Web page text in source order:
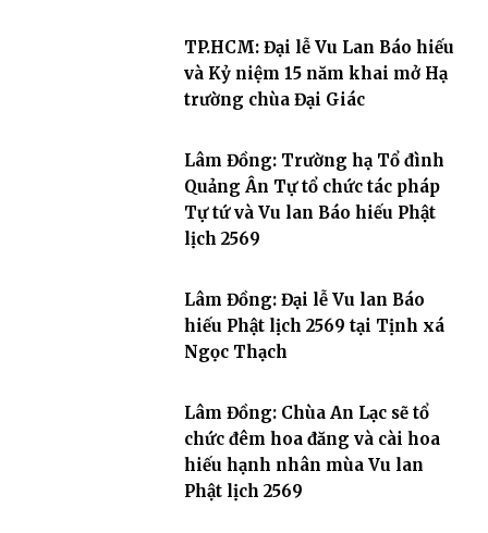
TP.HCM: Đại lễ Vu Lan Báo hiếu
và Kỷ niệm 15 năm khai mở Hạ
trường chùa Đại Giác
Lâm Đồng: Trường hạ Tổ đình
Quảng Ân Tự tổ chức tác pháp
Tự tứ và Vu lan Báo hiếu Phật
lịch 2569
Lâm Đồng: Đại lễ Vu lan Báo
hiếu Phật lịch 2569 tại Tịnh xá
Ngọc Thạch
Lâm Đồng: Chùa An Lạc sẽ tổ
chức đêm hoa đăng và cài hoa
hiếu hạnh nhân mùa Vu lan
Phật lịch 2569